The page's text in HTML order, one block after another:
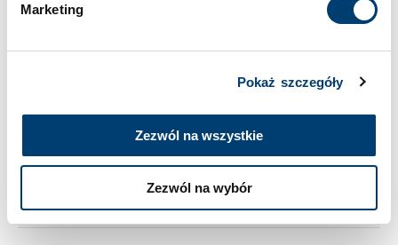
Marketing
Pokaż szczegóły
Zezwól na wszystkie
Zezwól na wybór
Wielkość sejfu